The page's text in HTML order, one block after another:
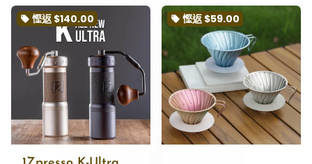
local_offer 慳返 $140.00 local_offer 慳返 $59.00